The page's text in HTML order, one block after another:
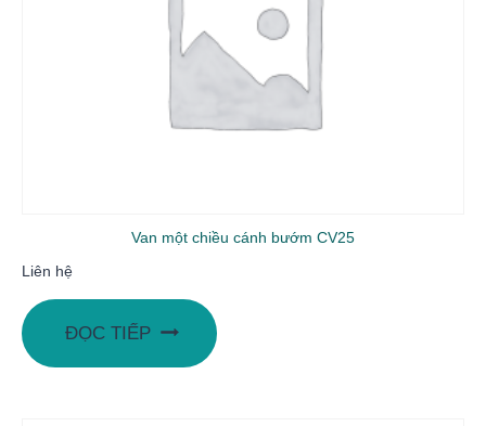
Van một chiều cánh bướm CV25
Liên hệ
ĐỌC TIẾP